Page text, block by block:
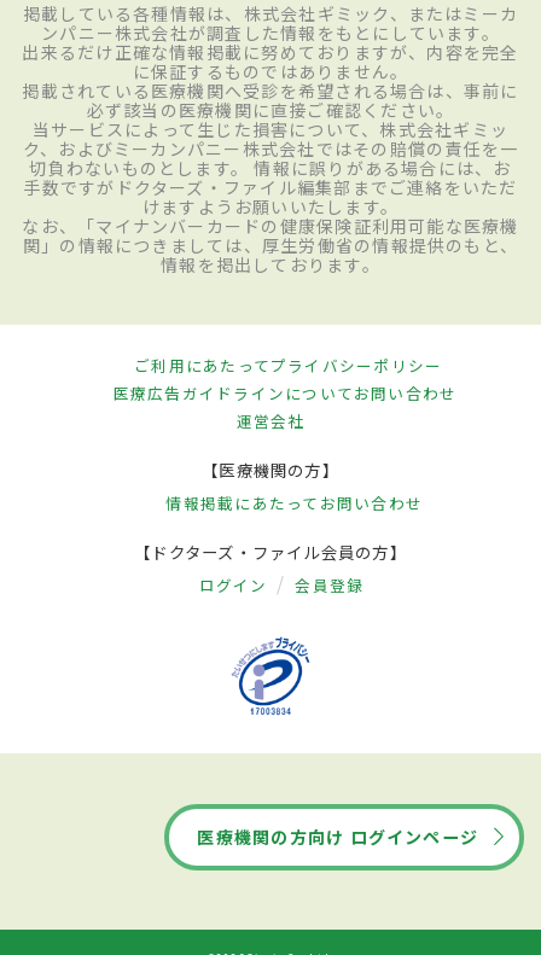
掲載している各種情報は、株式会社ギミック、またはミーカ
ンパニー株式会社が調査した情報をもとにしています。
出来るだけ正確な情報掲載に努めておりますが、内容を完全
に保証するものではありません。
掲載されている医療機関へ受診を希望される場合は、事前に
必ず該当の医療機関に直接ご確認ください。
当サービスによって生じた損害について、株式会社ギミッ
ク、およびミーカンパニー株式会社ではその賠償の責任を一
切負わないものとします。 情報に誤りがある場合には、お
手数ですがドクターズ・ファイル編集部までご連絡をいただ
けますようお願いいたします。
なお、「マイナンバーカードの健康保険証利用可能な医療機
関」の情報につきましては、厚生労働省の情報提供のもと、
情報を掲出しております。
ご利用にあたってプライバシーポリシー
医療広告ガイドラインについてお問い合わせ
運営会社
【医療機関の方】
情報掲載にあたって お問い合わせ
【ドクターズ・ファイル会員の方】
ログイン 会員登録
医療機関の方向け ログインページ